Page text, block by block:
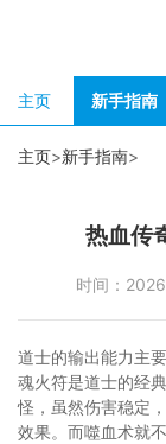
主页 新手指南
主页>新手指南>
热血传
时间：
道士的输出能力主
魂火符是道士的经
怪，虽然伤害稳定
效果。而噬血术就